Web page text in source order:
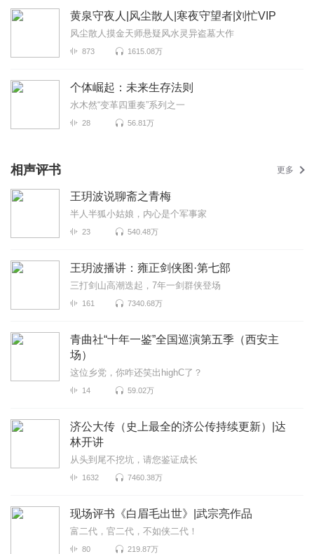
黄泉守夜人|风尘散人|寒夜守望者|刘忙VIP
风尘散人摸金天师悬疑风水灵异盗墓大作
873 1615.08万
个体崛起：未来生存法则
水木然“变革四重奏”系列之一
28 56.81万
相声评书 更多
王玥波说聊斋之青梅
半人半狐小姑娘，内心是个军事家
23 540.48万
王玥波播讲：雍正剑侠图·第七部
三打剑山高潮迭起，7年一剑群侠登场
161 7340.68万
青曲社“十年一鉴”全国巡演第五季（西安主
场）
这位乡党，你咋还笑出highC了？
14 59.02万
济公大传（史上最全的济公传持续更新）|达
林开讲
从头到尾不挖坑，请您鉴证成长
1632 7460.38万
现场评书《白眉毛出世》|武宗亮作品
富二代，官二代，不如侠二代！
80 219.87万